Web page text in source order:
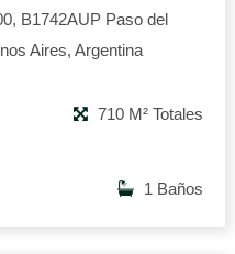
B1742AUP Paso del
Aires, Argentina
710 M² Totales
1 Baños